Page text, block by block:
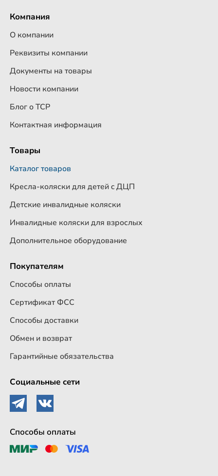
Компания
О компании
Реквизиты компании
Документы на товары
Новости компании
Блог о ТСР
Контактная информация
Товары
Каталог товаров
Кресла-коляски для детей c ДЦП
Детские инвалидные коляски
Инвалидные коляски для взрослых
Дополнительное оборудование
Покупателям
Способы оплаты
Сертификат ФСС
Способы доставки
Обмен и возврат
Гарантийные обязательства
Социальные сети
Способы оплаты